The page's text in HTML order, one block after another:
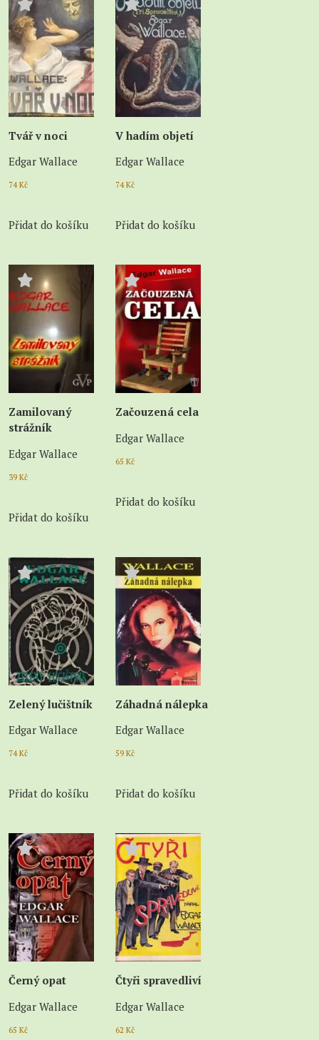
Tvář v noci
Edgar Wallace
74Kč
Přidat do košíku
V hadím objetí
Edgar Wallace
74Kč
Přidat do košíku
Zamilovaný
strážník
Edgar Wallace
39 Kč
Přidat do košíku
Začouzená cela
Edgar Wallace
65 Kč
Přidat do košíku
Zelený lučištník
Edgar Wallace
74Kč
Přidat do košíku
Záhadná nálepka
Edgar Wallace
59 Kč
Přidat do košíku
Černý opat
Edgar Wallace
65 Kč
Čtyři spravedliví
Edgar Wallace
62 Kč